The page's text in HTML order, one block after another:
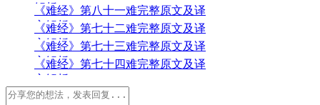
解析
《难经》第八十一难完整原文及译
文解析
《难经》第七十二难完整原文及译
文解析
《难经》第七十三难完整原文及译
文解析
《难经》第七十四难完整原文及译
文解析